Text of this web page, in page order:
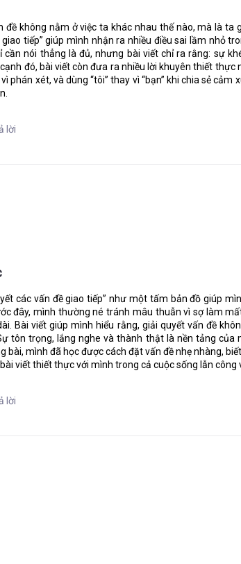
của phòng Nhân sự, đúng không? Có thể bạn
đề giao tiếp vì thật ra nó ám chỉ “các xung đột khó
vấn đề về công việc hay kỹ thuật.” (nghe sặc mùi
và quan điểm khác nhau nên việc làm rõ những
người khác có thể hiểu rõ là điều rất khó”
rõ ràng, dễ hiểu và kèm theo một số gợi ý nhỏ
cực và giả sử rằng các đồng nghiệp của mình đều
các nhóm để tạo niềm tin và hạn chế sự chắc
họ và xây dựng mối quan hệ. Một số quản lý cần
gian có thể mang lại cách giải quyết vấn đề hợp lý
có nghĩa họ sẽ làm theo cách của bạn. Hãy thể
của bạn là điều rất quan trọng. Một trong những
thể hóa những thực tế hoặc những điều mắt thấy
gia tăng và làm nảy sinh các vấn đề mới. Đó là
người cũng như danh tiếng của họ.
thành một quy trình ba bước nhằm mục tiêu giải
dẫn chứng thực tế/ những tình huống vốn tạo ra
giải quyết. Các quản lý và nhân viên nên đọc phần
vô cùng quan trọng và được tác giả phân tích đầy
đề không nằm ở việc ta khác nhau thế nào, mà là ta
tiếp” giúp mình nhận ra nhiều điều sai lầm nhỏ
cần nói thẳng là đủ, nhưng bài viết chỉ ra rằng: sự
đó, bài viết còn đưa ra nhiều lời khuyên thiết thực
phán xét, và dùng “tôi” thay vì “bạn” khi chia sẻ cảm
lời
các vấn đề giao tiếp” như một tấm bản đồ giúp
đây, mình thường né tránh mâu thuẫn vì sợ làm
Bài viết giúp mình hiểu rằng, giải quyết vấn đề
tôn trọng, lắng nghe và thành thật là nền tảng của
bài, mình đã học được cách đặt vấn đề nhẹ nhàng,
viết thiết thực với mình trong cả cuộc sống lẫn công
lời